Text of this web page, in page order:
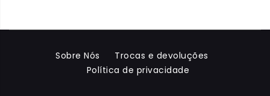
Sobre Nós
Trocas e devoluções
Política de privacidade